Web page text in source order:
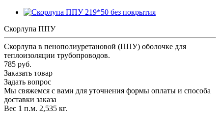
Скорлупа ППУ
Скорлупа в пенополиуретановой (ППУ) оболочке для
теплоизоляции трубопроводов.
785 руб.
Заказать товар
Задать вопрос
Мы свяжемся с вами для уточнения формы оплаты и способа
доставки заказа
Вес 1 п.м. 2,535 кг.